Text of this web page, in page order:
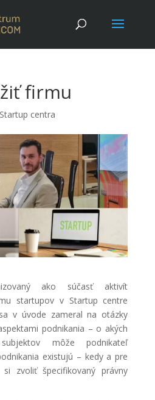
firmu
centra
ako súčasť aktivít
startupov v Startup centre
v úvode zameral na otázky
podnikania – o akých
môže podnikateľ
existujú – kedy a pre
zvoliť špecifikovaný právny